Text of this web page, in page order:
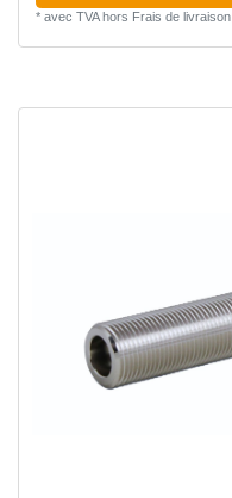
* avec TVAhors Frais de livraison